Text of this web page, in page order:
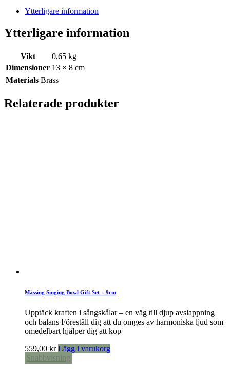
Ytterligare information
Ytterligare information
Vikt
0,65 kg
Dimensioner 13 × 8 cm
Materials Brass
Relaterade produkter
Mässing Singing Bowl Gift Set – 9cm
Upptäck kraften i sångskålar – en väg till djup avslappning
och balans Föreställ dig att du omges av harmoniska ljud som
omedelbart hjälper dig att kop
559,00 kr Lägg i varukorg
Snabbvisning